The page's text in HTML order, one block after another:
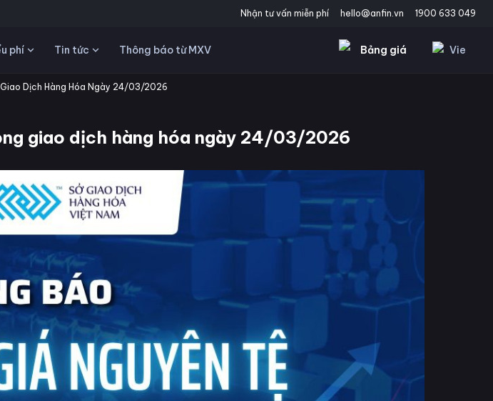
Nhận tư vấn miễn phí hello@anfin.vn 1900 633 049
phí Tin tức Thông báo từ MXV Bảng giá Vie
Dịch Hàng Hóa Ngày 24/03/2026
giao dịch hàng hóa ngày 24/03/2026